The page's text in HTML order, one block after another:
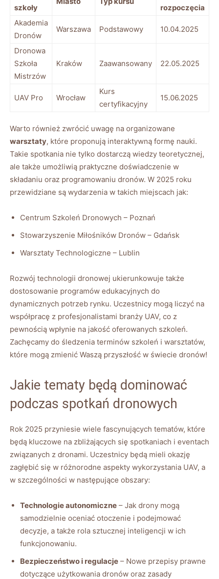
‍szkoły
rozpoczęcia
Akademia⁣
Dronów
Warszawa Podstawowy 10.04.2025
Dronowa⁣
Szkoła
Mistrzów
Kraków Zaawansowany 22.05.2025
UAV Pro Wrocław
Kurs
certyfikacyjny
15.06.2025
Warto ⁢również ⁢zwrócić​ uwagę na organizowane
warsztaty, które proponują interaktywną‌ formę nauki.
Takie spotkania⁢ nie ‍tylko dostarczą ‌wiedzy teoretycznej,⁣
ale ​także umożliwią praktyczne doświadczenie w
składaniu oraz ⁢programowaniu dronów. W 2025‌ roku ​
przewidziane są wydarzenia ⁤w ⁤takich​ miejscach jak:
Centrum Szkoleń ​Dronowych – Poznań
Stowarzyszenie Miłośników ⁤Dronów‌ –⁢ Gdańsk
Warsztaty Technologiczne – Lublin
Rozwój‌ technologii ​dronowej ukierunkowuje także
dostosowanie ‌programów ‍edukacyjnych ⁢do
dynamicznych potrzeb rynku. Uczestnicy mogą liczyć na
współpracę z profesjonalistami branży ​UAV, co ⁣z
pewnością wpłynie na jakość oferowanych ‍szkoleń.
Zachęcamy‍ do śledzenia ‍terminów szkoleń​ i warsztatów,
które mogą zmienić⁤ Waszą ‍przyszłość w​ świecie ⁢dronów!
Jakie​ tematy będą dominować
podczas spotkań ‌dronowych
Rok 2025 przyniesie wiele ​fascynujących tematów,⁤ które
będą kluczowe na zbliżających się spotkaniach‍ i⁣ eventach
związanych z dronami. ‍Uczestnicy‍ będą mieli⁢ okazję⁢
zagłębić się w różnorodne aspekty wykorzystania UAV,⁢ a
w szczególności w‍ następujące‌ obszary:
Technologie⁢ autonomiczne – ⁣Jak⁢ drony mogą
samodzielnie oceniać otoczenie i ⁤podejmować
decyzje, a także rola sztucznej‌ inteligencji w⁤ ich
funkcjonowaniu.
Bezpieczeństwo i ‌regulacje – Nowe przepisy prawne
dotyczące użytkowania​ dronów oraz⁤ zasady